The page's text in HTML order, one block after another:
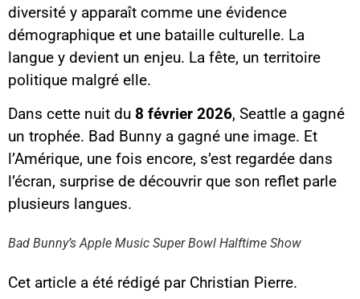
diversité y apparaît comme une évidence
démographique et une bataille culturelle. La
langue y devient un enjeu. La fête, un territoire
politique malgré elle.
Dans cette nuit du 8 février 2026, Seattle a gagné
un trophée. Bad Bunny a gagné une image. Et
l’Amérique, une fois encore, s’est regardée dans
l’écran, surprise de découvrir que son reflet parle
plusieurs langues.
Contenu YouTube
acceptez d’être suivi par
YouTube.
YouTube. Crédits : créateurs du
contenu / YouTube.
Bad Bunny’s Apple Music Super Bowl Halftime Show
Cet article a été rédigé par Christian Pierre.